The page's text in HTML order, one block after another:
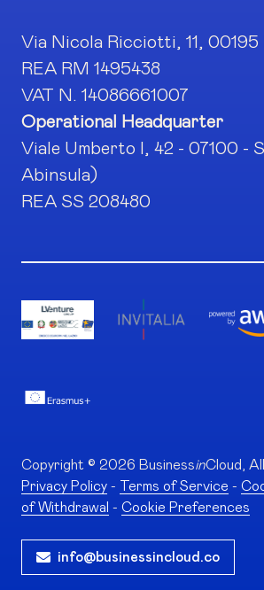
Via Nicola Ricciotti, 11, 00195
REA RM 1495438
VAT N. 14086661007
Operational Headquarter
Viale Umberto I, 42 - 07100 -
Abinsula)
REA SS 208480
Copyright © 2026 BusinessinCloud,
Privacy Policy - Terms of Service -
of Withdrawal - Cookie Preferences
info@businessincloud.co